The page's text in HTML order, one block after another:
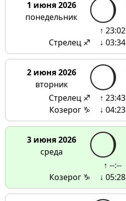
1 июня 2026
понедельник
Стрелец ♐
↑ 23:02
↓ 03:34
2 июня 2026
вторник
Стрелец ♐
Козерог ♑
↑ 23:43
↓ 04:23
3 июня 2026
среда
Козерог ♑
↑ --:--
↓ 05:28